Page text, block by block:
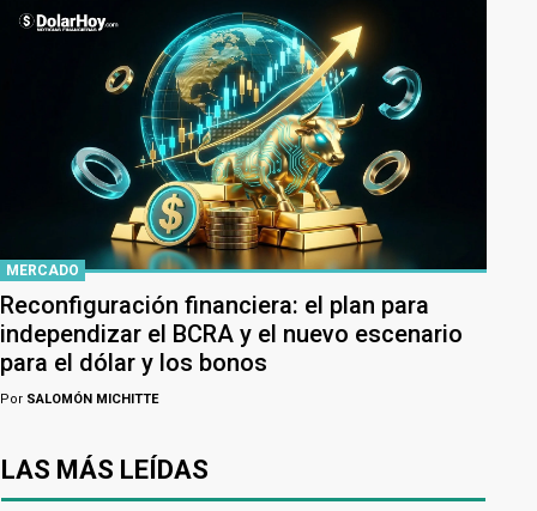
MERCADO
Reconfiguración financiera: el plan para
independizar el BCRA y el nuevo escenario
para el dólar y los bonos
Por SALOMÓN MICHITTE
LAS MÁS LEÍDAS